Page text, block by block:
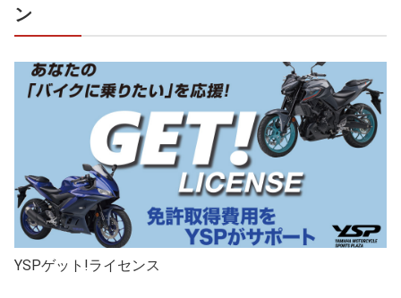
ン
YSPゲット!ライセンス